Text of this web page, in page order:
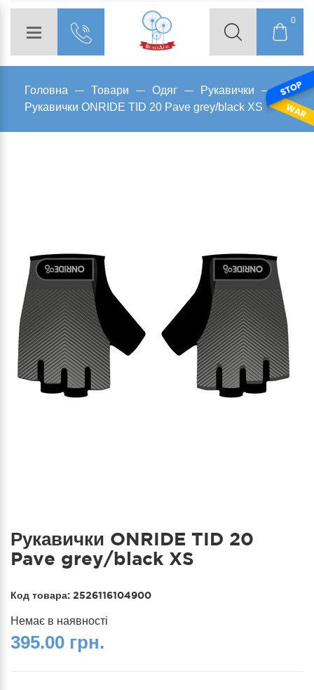
0
Головна Товари Одяг
Рукавички
Рукавички ONRIDE TID 20 Pave grey/black XS
Рукавички ONRIDE TID 20
Pave grey/black XS
Код товара: 2526116104900
Немає в наявності
395.00 грн.